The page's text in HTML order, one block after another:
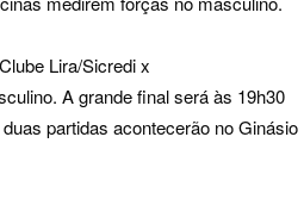
Lira/Sicredi x
A grande final será às 19h30
partidas acontecerão no Ginásio